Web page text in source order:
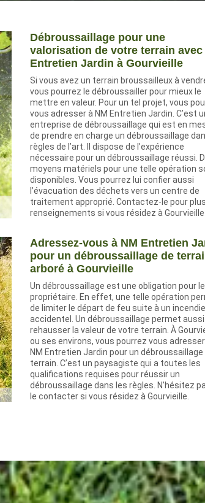
Débroussaillage pour une
valorisation de votre terrain avec
Entretien Jardin à Gourvieille
Si vous avez un terrain broussailleux à
vous pourrez le débroussailler pour mieux le
mettre en valeur. Pour un tel projet, vous
vous adresser à NM Entretien Jardin. C’est
entreprise de débroussaillage qui est en
de prendre en charge un débroussaillage
règles de l’art. Il dispose de l’expérience
nécessaire pour un débroussaillage réussi.
moyens matériels pour une telle opération
disponibles. Vous pourrez lui confier aussi
l’évacuation des déchets vers un centre de
traitement approprié. Contactez-le pour
renseignements si vous résidez à Gourvieille.
Adressez-vous à NM Entretien
pour un débroussaillage de
arboré à Gourvieille
Un débroussaillage est une obligation pour le
propriétaire. En effet, une telle opération
de limiter le départ de feu suite à un incendie
accidentel. Un débroussaillage permet aussi
rehausser la valeur de votre terrain. À
ou ses environs, vous pourrez vous
NM Entretien Jardin pour un débroussaillage
terrain. C’est un paysagiste qui a toutes les
qualifications requises pour réussir un
débroussaillage dans les règles. N’hésitez
le contacter si vous résidez à Gourvieille.